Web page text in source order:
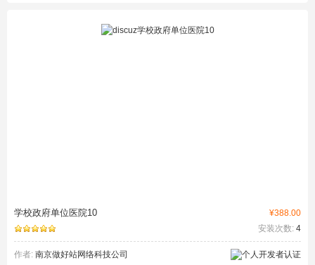
¥388.00
学校政府单位医院10
安装次数: 4
作者: 南京做好站网络科技公司